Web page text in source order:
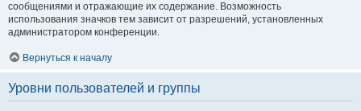
сообщениями и отражающие их содержание. Возможность
использования значков тем зависит от разрешений, установленных
администратором конференции.
Вернуться к началу
Уровни пользователей и группы